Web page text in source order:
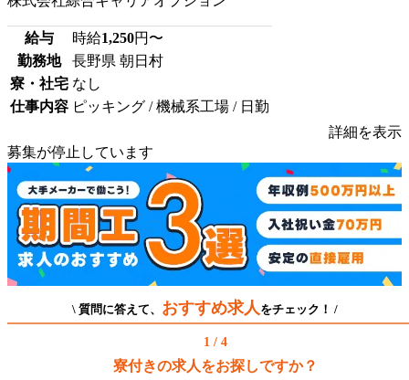
給与 時給1,250円〜
勤務地
長野県 朝日村
寮・社宅 なし
仕事内容 ピッキング / 機械系工場 / 日勤
詳細を表示
募集が停止しています
\ 質問に答えて、 おすすめ求人 をチェック！ /
1 / 4
寮付きの求人をお探しですか？